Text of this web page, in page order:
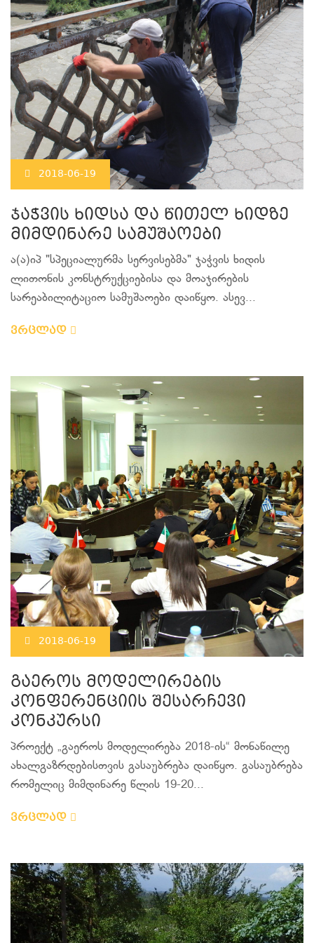
2018-06-19
ჯაჭვის ხიდსა და წითელ ხიდზე
მიმდინარე სამუშაოები
ა(ა)იპ "სპეციალურმა სერვისებმა" ჯაჭვის ხიდის
ლითონის კონსტრუქციებისა და მოაჯირების
სარეაბილიტაციო სამუშაოები დაიწყო. ასევ...
ვრცლად
2018-06-19
გაეროს მოდელირების
კონფერენციის შესარჩევი
კონკურსი
პროექტ „გაეროს მოდელირება 2018-ის“ მონაწილე
ახალგაზრდებისთვის გასაუბრება დაიწყო. გასაუბრება
რომელიც მიმდინარე წლის 19-20...
ვრცლად